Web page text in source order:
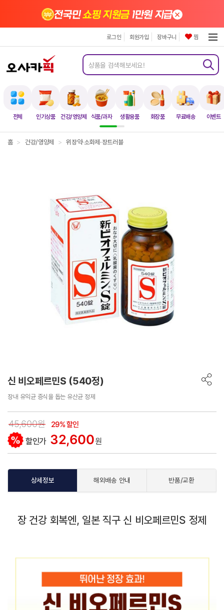
전체 인기상품 건강/영양제 식품/과자 생활용품 화장품 무료배송 이벤트
전국민쇼핑 지원금1만원 지급×
로그인 회원가입 장바구니 찜
홈 > 건강/영양제 > 위장약·소화제·장트러블
신 비오페르민S (540정)
장내 유익균 증식을 돕는 유산균 정제
45,600원 29% 할인
할인가 32,600원
상세정보 해외배송 안내 반품/교환
장 건강 회복엔, 일본 직구 신 비오페르민S 정제